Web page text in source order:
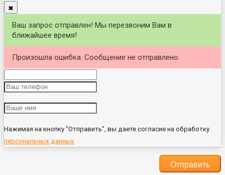
✖
Ваш запрос отправлен! Мы перезвоним Вам в
ближайшее время!
Произошла ошибка. Сообщение не отправлено.
Нажимая на кнопку "Отправить", вы даете согласие на обработку
персональных данных
Отправить